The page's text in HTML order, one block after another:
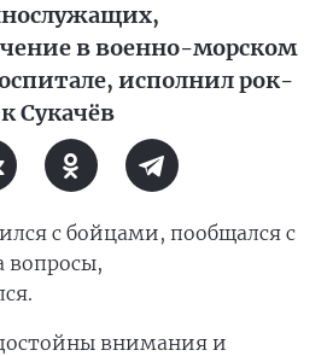
в военно-морском
исполнил рок-
Сукачёв
с бойцами, пообщался с
вопросы,
внимания и